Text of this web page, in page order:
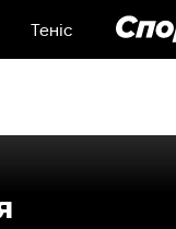
Теніс